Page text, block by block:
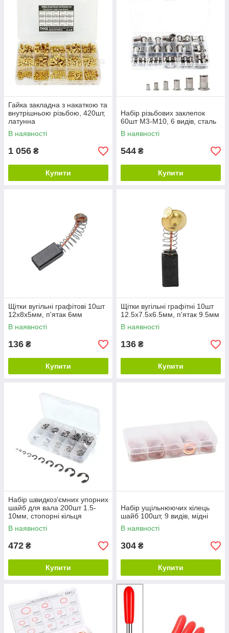
Гайка закладна з накаткою та
внутрішньою різьбою, 420шт,
латунна
В наявності
1 056 ₴
Купити
Набір різьбових заклепок
60шт М3-М10, 6 видів, сталь
В наявності
544 ₴
Купити
Щітки вугільні графітові 10шт
12x8x5мм, п'ятак 6мм
В наявності
136 ₴
Купити
Щітки вугільні графітні 10шт
12.5x7.5x6.5мм, п'ятак 9.5мм
В наявності
136 ₴
Купити
Набір швидкоз’ємних упорних
шайб для вала 200шт 1.5-
10мм, стопорні кільця
В наявності
472 ₴
Купити
Набір ущільнюючих кілець
шайб 100шт, 9 видів, мідні
В наявності
304 ₴
Купити